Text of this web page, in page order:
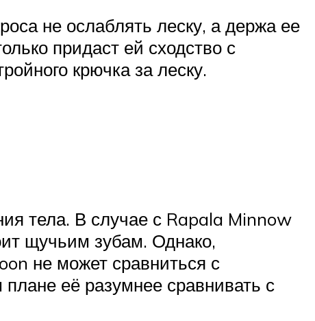
не ослаблять леску, а держа ее
придаст ей сходство с
крючка за леску.
тела. В случае с Rapala Minnow
щучьим зубам. Однако,
не может сравниться с
её разумнее сравнивать с